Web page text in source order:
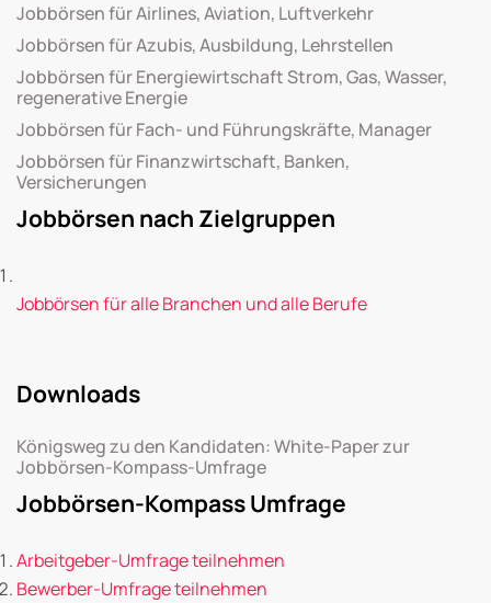
Jobbörsen für Airlines, Aviation, Luftverkehr
Jobbörsen für Azubis, Ausbildung, Lehrstellen
Jobbörsen für Energiewirtschaft Strom, Gas, Wasser,
regenerative Energie
Jobbörsen für Fach- und Führungskräfte, Manager
Jobbörsen für Finanzwirtschaft, Banken,
Versicherungen
Jobbörsen nach Zielgruppen
Jobbörsen für alle Branchen und alle Berufe
Downloads
Königsweg zu den Kandidaten: White-Paper zur
Jobbörsen-Kompass-Umfrage
Jobbörsen-Kompass Umfrage
Arbeitgeber-Umfrage teilnehmen
Bewerber-Umfrage teilnehmen